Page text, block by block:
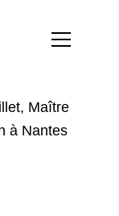
Maître
à Nantes